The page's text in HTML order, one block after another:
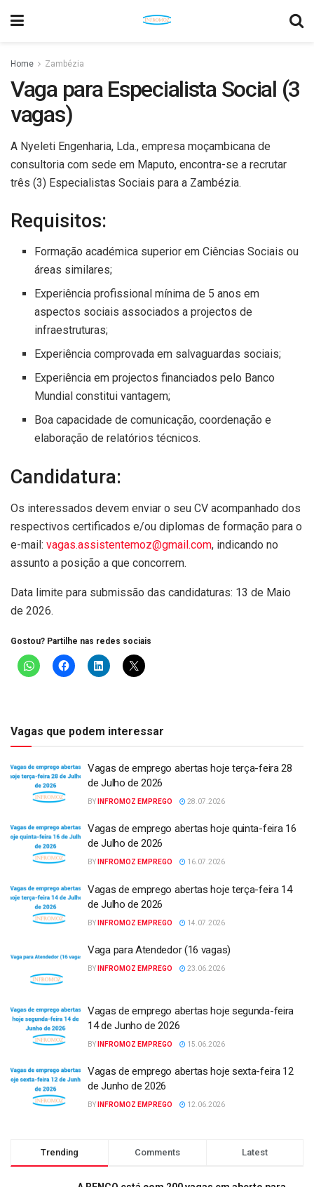
Home Zambézia
Vaga para Especialista Social (3
vagas)
A Nyeleti Engenharia, Lda., empresa moçambicana de
consultoria com sede em Maputo, encontra-se a recrutar
três (3) Especialistas Sociais para a Zambézia.
Requisitos:
Formação académica superior em Ciências Sociais ou
áreas similares;
Experiência profissional mínima de 5 anos em
aspectos sociais associados a projectos de
infraestruturas;
Experiência comprovada em salvaguardas sociais;
Experiência em projectos financiados pelo Banco
Mundial constitui vantagem;
Boa capacidade de comunicação, coordenação e
elaboração de relatórios técnicos.
Candidatura:
Os interessados devem enviar o seu CV acompanhado dos
respectivos certificados e/ou diplomas de formação para o
e-mail: vagas.assistentemoz@gmail.com, indicando no
assunto a posição a que concorrem.
Data limite para submissão das candidaturas: 13 de Maio
de 2026.
Gostou? Partilhe nas redes sociais
Vagas que podem interessar
Vagas de emprego abertas hoje terça-feira 28
de Julho de 2026
BY INFROMOZ EMPREGO 28.07.2026
Vagas de emprego abertas hoje quinta-feira 16
de Julho de 2026
BY INFROMOZ EMPREGO 16.07.2026
Vagas de emprego abertas hoje terça-feira 14
de Julho de 2026
BY INFROMOZ EMPREGO 14.07.2026
Vaga para Atendedor (16 vagas)
BY INFROMOZ EMPREGO 23.06.2026
Vagas de emprego abertas hoje segunda-feira
14 de Junho de 2026
BY INFROMOZ EMPREGO 15.06.2026
Vagas de emprego abertas hoje sexta-feira 12
de Junho de 2026
BY INFROMOZ EMPREGO 12.06.2026
Trending Comments Latest